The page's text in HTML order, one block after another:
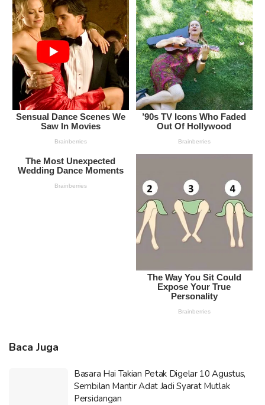
Baca Juga
Basara Hai Takian Petak Digelar 10 Agustus,
Sembilan Mantir Adat Jadi Syarat Mutlak
Persidangan